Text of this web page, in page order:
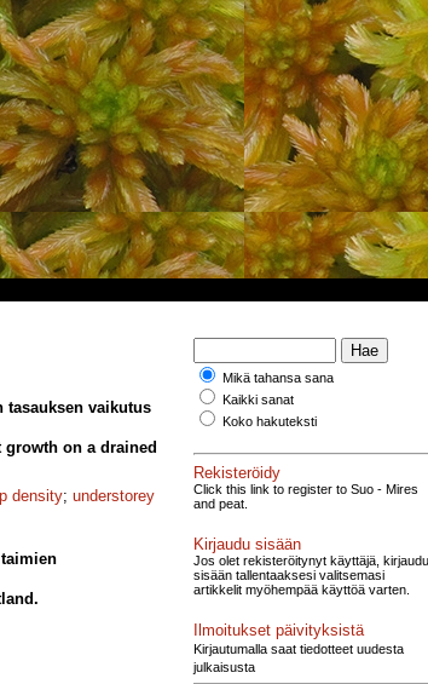
tasauksen vaikutus
on a drained
density; understorey
Mikä tahansa sana
Kaikki sanat
Koko hakuteksti
Rekisteröidy
Click this link to register to Suo - Mires
and peat.
Kirjaudu sisään
Jos olet rekisteröitynyt käyttäjä, kirjaudu
sisään tallentaaksesi valitsemasi
artikkelit myöhempää käyttöä varten.
Ilmoitukset päivityksistä
Kirjautumalla saat tiedotteet uudesta
julkaisusta